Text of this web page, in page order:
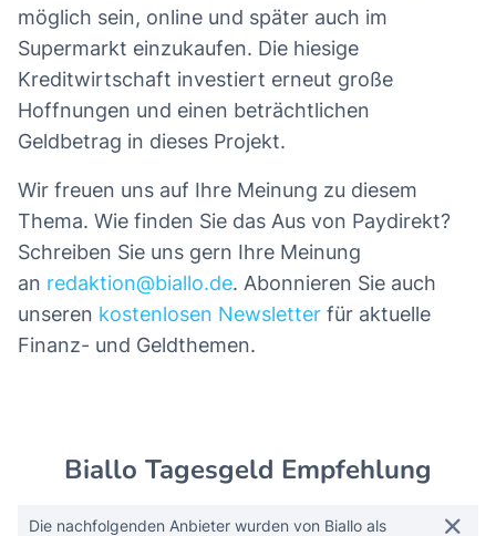
möglich sein, online und später auch im
Supermarkt einzukaufen. Die hiesige
Kreditwirtschaft investiert erneut große
Hoffnungen und einen beträchtlichen
Geldbetrag in dieses Projekt.
Wir freuen uns auf Ihre Meinung zu diesem
Thema. Wie finden Sie das Aus von Paydirekt?
Schreiben Sie uns gern Ihre Meinung
an redaktion@biallo.de. Abonnieren Sie auch
unseren kostenlosen Newsletter für aktuelle
Finanz- und Geldthemen.
Biallo Tagesgeld Empfehlung
Die nachfolgenden Anbieter wurden von Biallo als